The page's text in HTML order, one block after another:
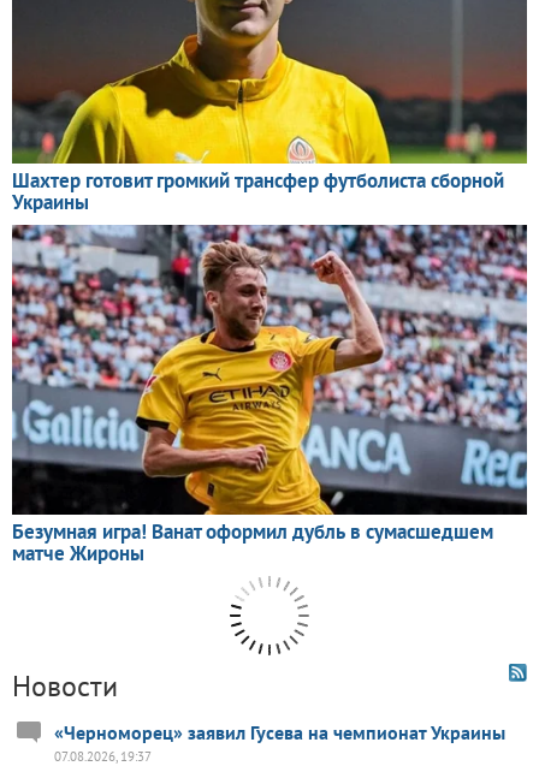
Новости
«Черноморец» заявил Гусева на чемпионат Украины
07.08.2026, 19:37